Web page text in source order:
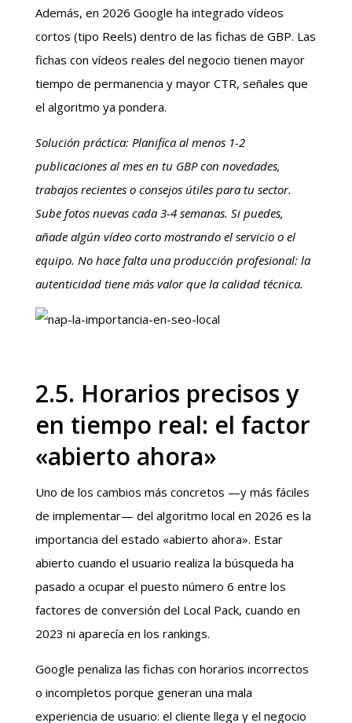
Además, en 2026 Google ha integrado vídeos
cortos (tipo Reels) dentro de las fichas de GBP. Las
fichas con vídeos reales del negocio tienen mayor
tiempo de permanencia y mayor CTR, señales que
el algoritmo ya pondera.
Solución práctica: Planifica al menos 1-2
publicaciones al mes en tu GBP con novedades,
trabajos recientes o consejos útiles para tu sector.
Sube fotos nuevas cada 3-4 semanas. Si puedes,
añade algún vídeo corto mostrando el servicio o el
equipo. No hace falta una producción profesional: la
autenticidad tiene más valor que la calidad técnica.
2.5. Horarios precisos y
en tiempo real: el factor
«abierto ahora»
Uno de los cambios más concretos —y más fáciles
de implementar— del algoritmo local en 2026 es la
importancia del estado «abierto ahora». Estar
abierto cuando el usuario realiza la búsqueda ha
pasado a ocupar el puesto número 6 entre los
factores de conversión del Local Pack, cuando en
2023 ni aparecía en los rankings.
Google penaliza las fichas con horarios incorrectos
o incompletos porque generan una mala
experiencia de usuario: el cliente llega y el negocio